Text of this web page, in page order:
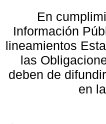
En
Información
lineamientos
las
deben de
en